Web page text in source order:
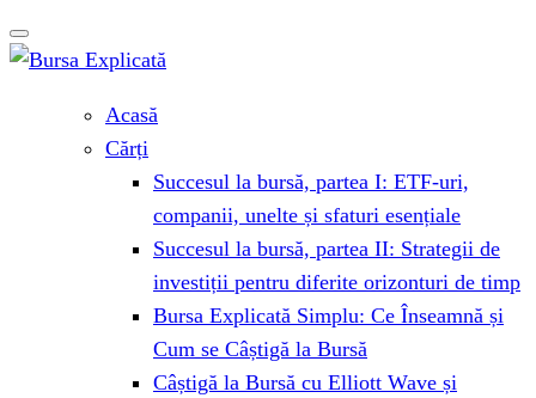
Acasă
Cărți
Succesul la bursă, partea I: ETF-uri,
companii, unelte și sfaturi esențiale
Succesul la bursă, partea II: Strategii de
investiții pentru diferite orizonturi de timp
Bursa Explicată Simplu: Ce Înseamnă și
Cum se Câștigă la Bursă
Câștigă la Bursă cu Elliott Wave și